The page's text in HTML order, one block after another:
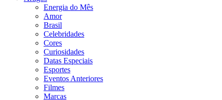
Energia do Mês
Amor
Brasil
Celebridades
Cores
Curiosidades
Datas Especiais
Esportes
Eventos Anteriores
Filmes
Marcas